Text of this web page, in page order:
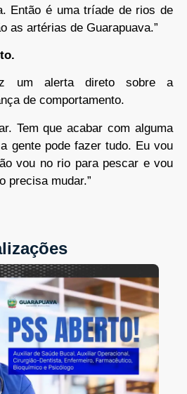
Então é uma tríade de rios de
as artérias de Guarapuava.”
um alerta direto sobre a
de comportamento.
Tem que acabar com alguma
gente pode fazer tudo. Eu vou
vou no rio para pescar e vou
precisa mudar.”